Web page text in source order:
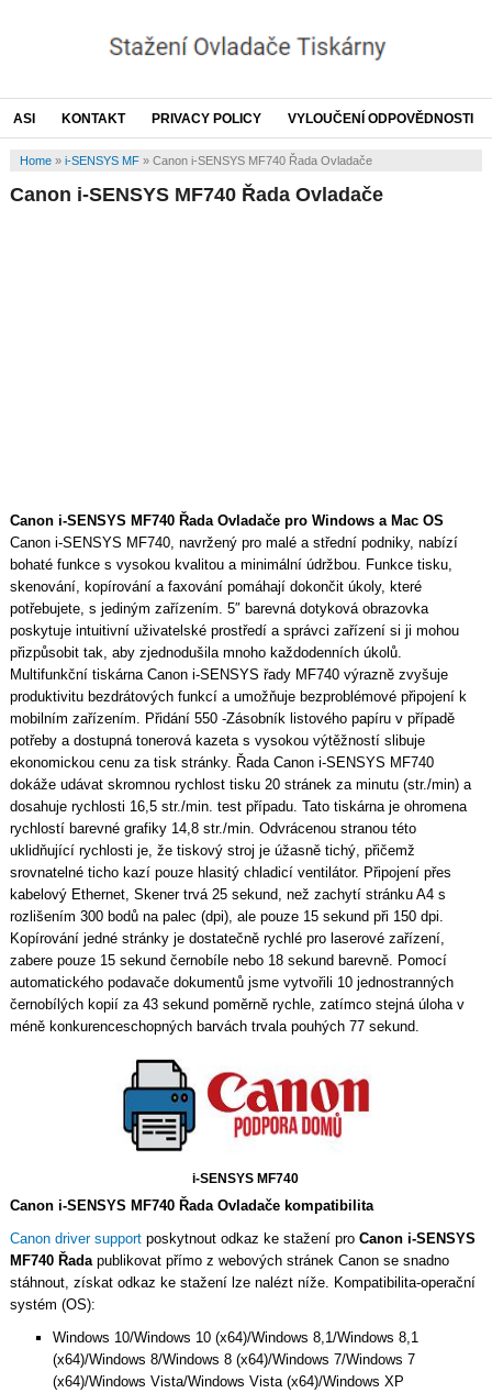
ASI KONTAKT PRIVACY POLICY VYLOUČENÍ ODPOVĚDNOSTI
Home» i-SENSYS MF» Canon i-SENSYS MF740 Řada Ovladače
Canon i-SENSYS MF740 Řada Ovladače
Canon i-SENSYS MF740 Řada Ovladače pro Windows a Mac OS
Canon i-SENSYS MF740, navržený pro malé a střední podniky, nabízí
bohaté funkce s vysokou kvalitou a minimální údržbou. Funkce tisku,
skenování, kopírování a faxování pomáhají dokončit úkoly, které
potřebujete, s jediným zařízením. 5″ barevná dotyková obrazovka
poskytuje intuitivní uživatelské prostředí a správci zařízení si ji mohou
přizpůsobit tak, aby zjednodušila mnoho každodenních úkolů.
Multifunkční tiskárna Canon i-SENSYS řady MF740 výrazně zvyšuje
produktivitu bezdrátových funkcí a umožňuje bezproblémové připojení k
mobilním zařízením. Přidání 550 -Zásobník listového papíru v případě
potřeby a dostupná tonerová kazeta s vysokou výtěžností slibuje
ekonomickou cenu za tisk stránky. Řada Canon i-SENSYS MF740
dokáže udávat skromnou rychlost tisku 20 stránek za minutu (str./min) a
dosahuje rychlosti 16,5 str./min. test případu. Tato tiskárna je ohromena
rychlostí barevné grafiky 14,8 str./min. Odvrácenou stranou této
uklidňující rychlosti je, že tiskový stroj je úžasně tichý, přičemž
srovnatelné ticho kazí pouze hlasitý chladicí ventilátor. Připojení přes
kabelový Ethernet, Skener trvá 25 sekund, než zachytí stránku A4 s
rozlišením 300 bodů na palec (dpi), ale pouze 15 sekund při 150 dpi.
Kopírování jedné stránky je dostatečně rychlé pro laserové zařízení,
zabere pouze 15 sekund černobíle nebo 18 sekund barevně. Pomocí
automatického podavače dokumentů jsme vytvořili 10 jednostranných
černobílých kopií za 43 sekund poměrně rychle, zatímco stejná úloha v
méně konkurenceschopných barvách trvala pouhých 77 sekund.
i-SENSYS MF740
Canon i-SENSYS MF740 Řada Ovladače kompatibilita
Canon driver supportposkytnout odkaz ke stažení pro Canon i-SENSYS
MF740 Řadapublikovat přímo z webových stránek Canon se snadno
stáhnout, získat odkaz ke stažení lze nalézt níže. Kompatibilita-operační
systém (OS):
Windows 10/Windows 10 (x64)/Windows 8,1/Windows 8,1
(x64)/Windows 8/Windows 8 (x64)/Windows 7/Windows 7
(x64)/Windows Vista/Windows Vista (x64)/Windows XP